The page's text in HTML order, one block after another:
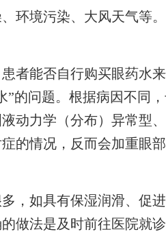
境污染、大风天气等
能否自行购买眼药水来
的问题。根据病因不同
动力学（分布）异常型
的情况，反而会加重眼
如具有保湿润滑、促
做法是及时前往医院就